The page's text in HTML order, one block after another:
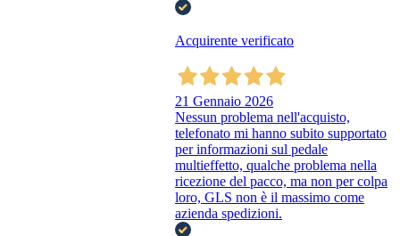
Acquirente verificato
21 Gennaio 2026
Nessun problema nell'acquisto,
telefonato mi hanno subito supportato
per informazioni sul pedale
multieffetto, qualche problema nella
ricezione del pacco, ma non per colpa
loro, GLS non è il massimo come
azienda spedizioni.